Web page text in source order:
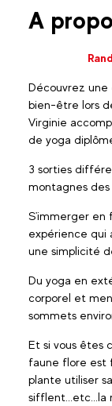
A
Découvrez
bien-être lors
Virginie
de yoga
3 sorties
montagnes des
S'immerger en
expérience qui
une simplicité
Du yoga en
corporel et
sommets
Et si vous êtes
faune flore est
plante utiliser
sifflent...etc...la